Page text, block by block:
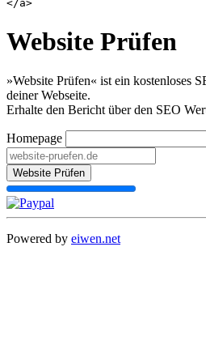
Website Prüfen
»Website Prüfen« ist ein kostenloses
deiner Webseite.
Erhalte den Bericht über den SEO
Homepage
Website Prüfen
Powered by eiwen.net